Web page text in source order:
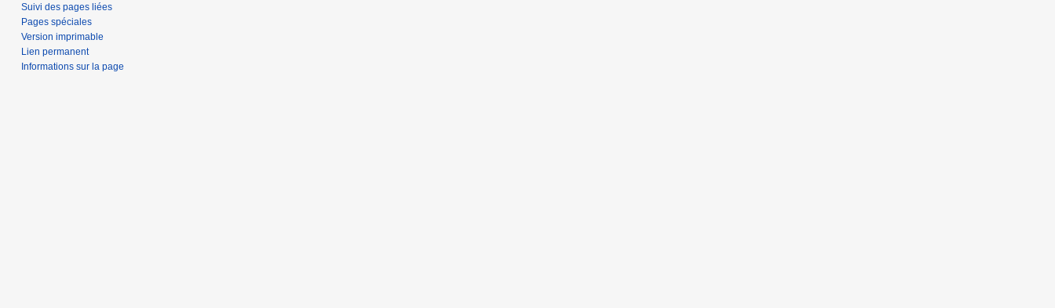
Suivi des pages liées
Pages spéciales
Version imprimable
Lien permanent
Informations sur la page